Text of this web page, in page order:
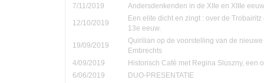
7/11/2019
Andersdenkenden in de XIIe en XIIIe
12/10/2019
Een elite dicht en zingt : over de
13e eeuw.
19/09/2019
Quirilian op de voorstelling van de
Embrechts
4/09/2019
Historisch Café met Regina Sluszny, een
6/06/2019
DUO-PRESENTATIE